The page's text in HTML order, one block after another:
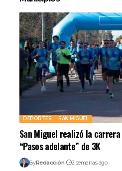
DEPORTES SAN MIGUEL
San Miguel realizó la
“Pasos adelante” de 3K
ByRedacción 2 semanas ago